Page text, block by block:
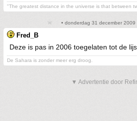
"The greatest distance in the universe is that between
• donderdag 31 december 2009
Fred_B
Deze is pas in 2006 toegelaten tot de
De Sahara is zonder meer erg droog.
▼ Advertentie door